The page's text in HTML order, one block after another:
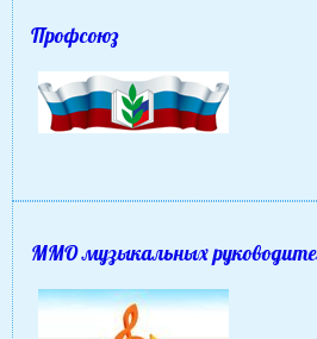
Профсоюз
ММО музыкальных